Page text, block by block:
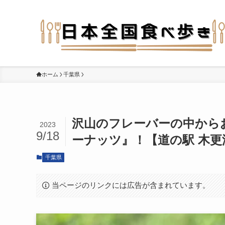
ホーム 千葉県
沢山のフレーバーの中か
ーナッツ』！【道の駅 木
2023
9/18
千葉県
当ページのリンクには広告が含まれています。